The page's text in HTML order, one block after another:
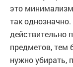
это
так
действительно
предметов, тем
нужно убирать,